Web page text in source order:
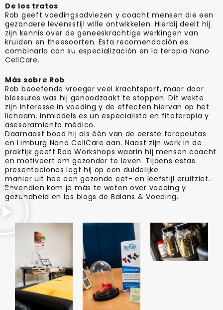
De los tratos
Rob geeft voedingsadviezen y coacht mensen die een
gezondere levensstijl wille ontwikkelen. Hierbij deelt hij
zijn kennis over de geneeskrachtige werkingen van
kruiden en theesoorten. Esta recomendación es
combinarla con su especialización en la terapia Nano
CellCare.
Más sobre Rob
Rob beoefende vroeger veel krachtsport, maar door
blessures was hij genoodzaakt te stoppen. Dit wekte
zijn interesse in voeding y de effecten hiervan op het
lichaam. Inmiddels es un especialista en fitoterapia y
asesoramiento médico.
Daarnaast bood hij als één van de eerste terapeutas
en Limburg Nano CellCare aan. Naast zijn werk in de
praktijk geeft Rob Workshops waarin hij mensen coacht
en motiveert om gezonder te leven. Tijdens estas
presentaciones legt hij op een duidelijke
manier uit hoe een gezonde eet- en leefstijl eruitziet.
Bovendien kom je más te weten over voeding y
gezondheid en los blogs de Balans & Voeding.